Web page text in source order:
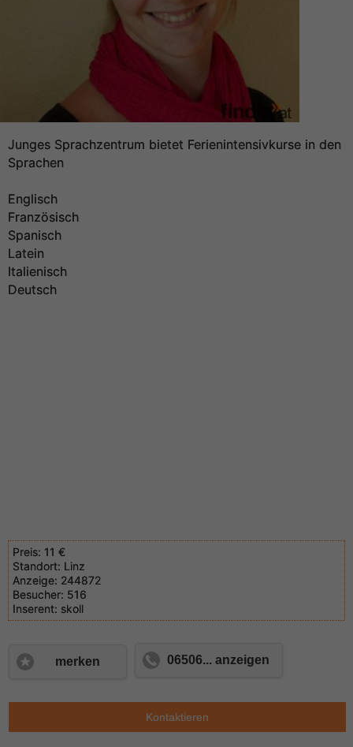
Junges Sprachzentrum bietet Ferienintensivkurse in den
Sprachen
Englisch
Französisch
Spanisch
Latein
Italienisch
Deutsch
Preis: 11 €
Standort: Linz
Anzeige: 244872
Besucher: 516
Inserent: skoll
merken 06506... anzeigen
Kontaktieren